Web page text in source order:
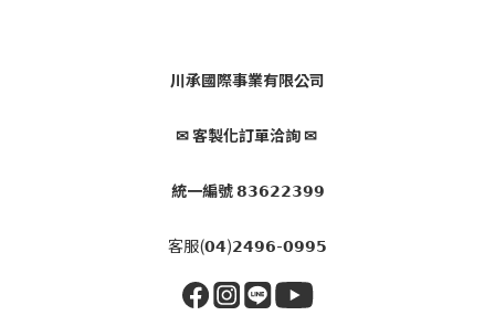
川承國際事業有限公司
✉ 客製化訂單洽詢 ✉
統一編號 𝟴𝟯𝟲𝟮𝟮𝟯𝟵𝟵
客服(𝟬𝟰)𝟮𝟰𝟵𝟲-𝟬𝟵𝟵𝟱